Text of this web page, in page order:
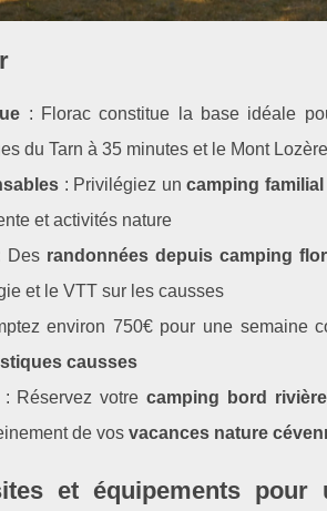
: Florac constitue la base idéale
du Tarn à 35 minutes et le Mont
: Privilégiez uncamping
et activités nature
Des randonnées depuis camping
et le VTT sur les causses
environ 750€ pour une semaine
causses
Réservez votrecamping bord
de vos vacances nature
et équipements